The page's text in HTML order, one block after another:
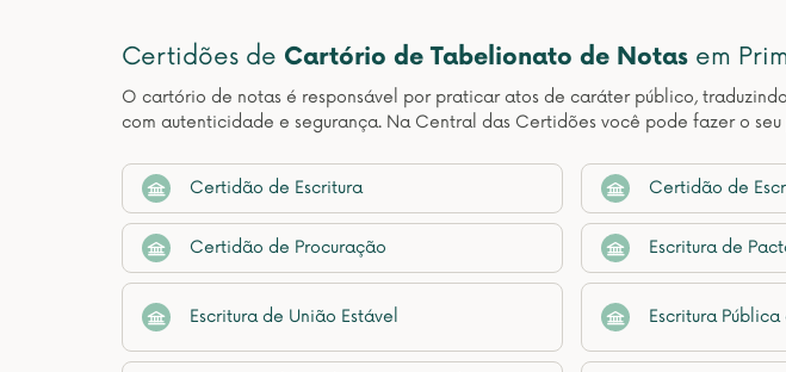
Certidões de Cartório de Tabelionato de Notas em
O cartório de notas é responsável por praticar atos de caráter público,
com autenticidade e segurança. Na Central das Certidões você pode fazer o
Certidão de Escritura Certidão de
Certidão de Procuração Escritura de
Escritura de União Estável Escritura